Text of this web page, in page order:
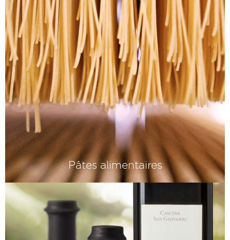
Pâtes alimentaires
Nous ne participons pas à la guerre de
religion sur la meilleure pasta secca.
C'est pourquoi nous proposons les
deux : des pâtes all'uovo et des pâtes
dura fabriquées avec la meilleure
semoule de blé dur.